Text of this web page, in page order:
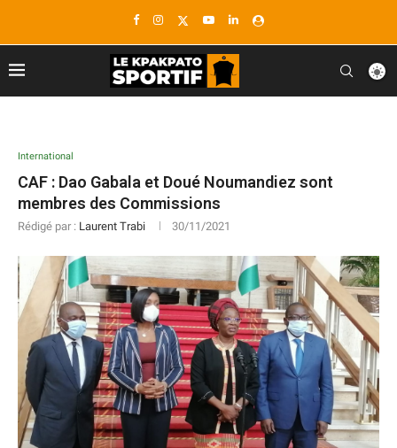
International
CAF : Dao Gabala et Doué Noumandiez sont
membres des Commissions
Rédigé par : Laurent Trabi 30/11/2021